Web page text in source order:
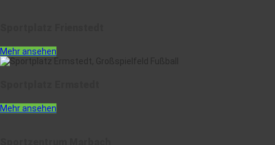
Mehr ansehen
Mehr ansehen